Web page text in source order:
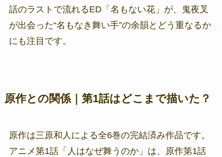
話のラストで流れるED「名もない花」が、鬼夜叉
が出会った“名もなき舞い手”の余韻とどう重なるか
にも注目です。
原作との関係｜第1話はどこまで描いた？
原作は三原和人による全6巻の完結済み作品です。
アニメ第1話「人はなぜ舞うのか」は、原作第1話